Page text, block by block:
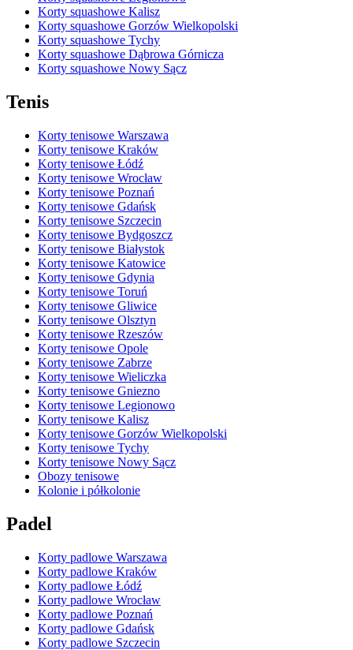
Korty squashowe Kalisz
Korty squashowe Gorzów Wielkopolski
Korty squashowe Tychy
Korty squashowe Dąbrowa Górnicza
Korty squashowe Nowy Sącz
Tenis
Korty tenisowe Warszawa
Korty tenisowe Kraków
Korty tenisowe Łódź
Korty tenisowe Wrocław
Korty tenisowe Poznań
Korty tenisowe Gdańsk
Korty tenisowe Szczecin
Korty tenisowe Bydgoszcz
Korty tenisowe Białystok
Korty tenisowe Katowice
Korty tenisowe Gdynia
Korty tenisowe Toruń
Korty tenisowe Gliwice
Korty tenisowe Olsztyn
Korty tenisowe Rzeszów
Korty tenisowe Opole
Korty tenisowe Zabrze
Korty tenisowe Wieliczka
Korty tenisowe Gniezno
Korty tenisowe Legionowo
Korty tenisowe Kalisz
Korty tenisowe Gorzów Wielkopolski
Korty tenisowe Tychy
Korty tenisowe Nowy Sącz
Obozy tenisowe
Kolonie i półkolonie
Padel
Korty padlowe Warszawa
Korty padlowe Kraków
Korty padlowe Łódź
Korty padlowe Wrocław
Korty padlowe Poznań
Korty padlowe Gdańsk
Korty padlowe Szczecin